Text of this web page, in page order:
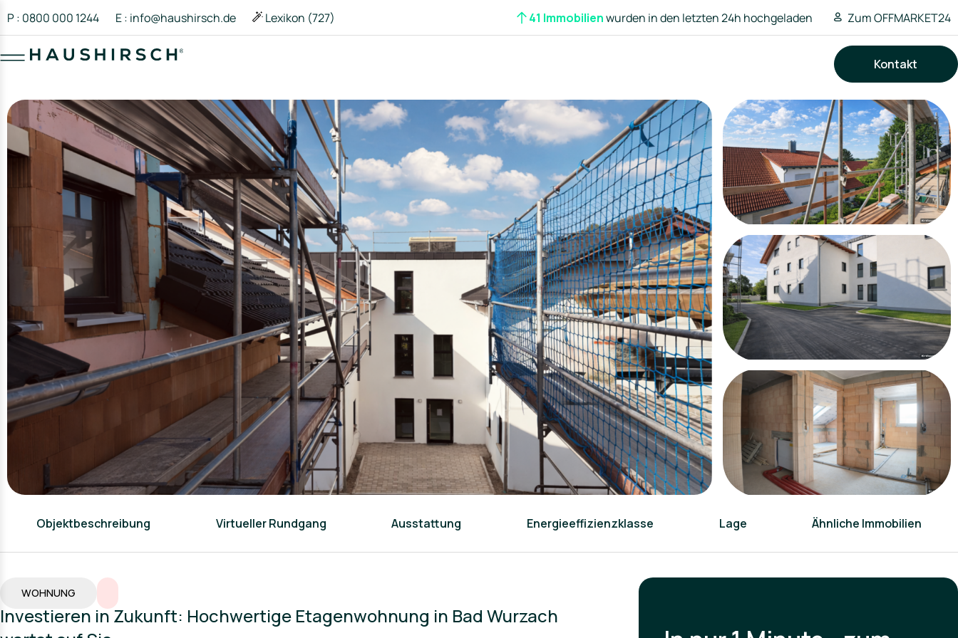
P : 0800 000 1244 E : info@haushirsch.de Lexikon (727) 41 Immobilienwurden in den letzten 24h hochgeladen Zum OFFMARKET24
Kontakt
Objektbeschreibung Virtueller Rundgang Ausstattung Energieeffizienzklasse Lage Ähnliche Immobilien
WOHNUNG
Investieren in Zukunft: Hochwertige Etagenwohnung in Bad Wurzach